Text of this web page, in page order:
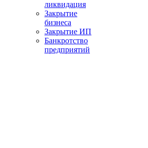
ликвидация
Закрытие
бизнеса
Закрытие ИП
Банкротство
предприятий